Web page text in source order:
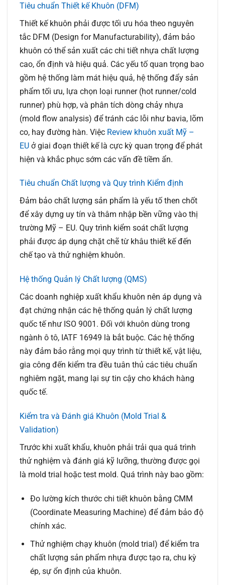
Tiêu chuẩn Thiết kế Khuôn (DFM)
Thiết kế khuôn phải được tối ưu hóa theo nguyên
tắc DFM (Design for Manufacturability), đảm bảo
khuôn có thể sản xuất các chi tiết nhựa chất lượng
cao, ổn định và hiệu quả. Các yếu tố quan trọng bao
gồm hệ thống làm mát hiệu quả, hệ thống đẩy sản
phẩm tối ưu, lựa chọn loại runner (hot runner/cold
runner) phù hợp, và phân tích dòng chảy nhựa
(mold flow analysis) để tránh các lỗi như bavia, lõm
co, hay đường hàn. Việc Review khuôn xuất Mỹ –
EU ở giai đoạn thiết kế là cực kỳ quan trọng để phát
hiện và khắc phục sớm các vấn đề tiềm ẩn.
Tiêu chuẩn Chất lượng và Quy trình Kiểm định
Đảm bảo chất lượng sản phẩm là yếu tố then chốt
để xây dựng uy tín và thâm nhập bền vững vào thị
trường Mỹ – EU. Quy trình kiểm soát chất lượng
phải được áp dụng chặt chẽ từ khâu thiết kế đến
chế tạo và thử nghiệm khuôn.
Hệ thống Quản lý Chất lượng (QMS)
Các doanh nghiệp xuất khẩu khuôn nên áp dụng và
đạt chứng nhận các hệ thống quản lý chất lượng
quốc tế như ISO 9001. Đối với khuôn dùng trong
ngành ô tô, IATF 16949 là bắt buộc. Các hệ thống
này đảm bảo rằng mọi quy trình từ thiết kế, vật liệu,
gia công đến kiểm tra đều tuân thủ các tiêu chuẩn
nghiêm ngặt, mang lại sự tin cậy cho khách hàng
quốc tế.
Kiểm tra và Đánh giá Khuôn (Mold Trial &
Validation)
Trước khi xuất khẩu, khuôn phải trải qua quá trình
thử nghiệm và đánh giá kỹ lưỡng, thường được gọi
là mold trial hoặc test mold. Quá trình này bao gồm:
Đo lường kích thước chi tiết khuôn bằng CMM
(Coordinate Measuring Machine) để đảm bảo độ
chính xác.
Thử nghiệm chạy khuôn (mold trial) để kiểm tra
chất lượng sản phẩm nhựa được tạo ra, chu kỳ
ép, sự ổn định của khuôn.